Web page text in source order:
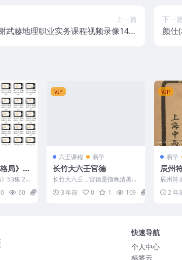
上一篇
武藤地理职业实务课程视频录像14集
下一
颜仕
局》5
53集 24
[2023-1
0 60
VIP
六壬课程 易学
长竹大六壬官德
长竹大六壬，官德是指晚清著名
壬学学者张官德，辙是指车辙，
前人的轨迹；录是指记录。...
3 年前 0 1 109
VIP
易学
辰州
中西
辰州符.
局刊印
2 年
快速导航
个人中心
标签云